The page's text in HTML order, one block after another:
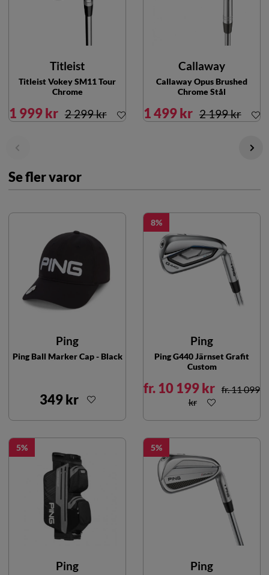
Titleist
Titleist Vokey SM11 Tour
Chrome
1 999 kr 2 299 kr
Callaway
Callaway Opus Brushed
Chrome Stål
1 499 kr 2 199 kr
Se fler varor
Ping
Ping Ball Marker Cap - Black
349 kr
8
Ping
Ping G440 Järnset Grafit
Custom
fr. 10 199 kr fr. 11 099
kr
5
Ping
5
Ping